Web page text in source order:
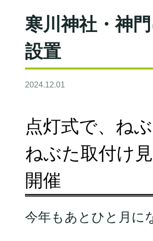
寒川神社・神
設置
2024.12.01
点灯式で、ね
ねぶた取付け
開催
今年もあとひと月に